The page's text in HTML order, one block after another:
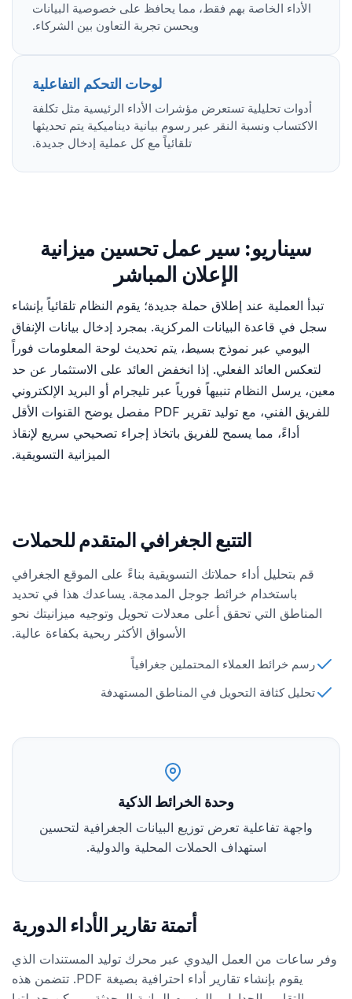
الأداء الخاصة بهم فقط، مما يحافظ على خصوصية البيانات
ويحسن تجربة التعاون بين الشركاء.
لوحات التحكم التفاعلية
أدوات تحليلية تستعرض مؤشرات الأداء الرئيسية مثل تكلفة
الاكتساب ونسبة النقر عبر رسوم بيانية ديناميكية يتم تحديثها
تلقائياً مع كل عملية إدخال جديدة.
سيناريو: سير عمل تحسين ميزانية
الإعلان المباشر
تبدأ العملية عند إطلاق حملة جديدة؛ يقوم النظام تلقائياً بإنشاء
سجل في قاعدة البيانات المركزية. بمجرد إدخال بيانات الإنفاق
اليومي عبر نموذج بسيط، يتم تحديث لوحة المعلومات فوراً
لتعكس العائد الفعلي. إذا انخفض العائد على الاستثمار عن حد
معين، يرسل النظام تنبيهاً فورياً عبر تليجرام أو البريد الإلكتروني
للفريق الفني، مع توليد تقرير PDF مفصل يوضح القنوات الأقل
أداءً، مما يسمح للفريق باتخاذ إجراء تصحيحي سريع لإنقاذ
الميزانية التسويقية.
التتبع الجغرافي المتقدم للحملات
قم بتحليل أداء حملاتك التسويقية بناءً على الموقع الجغرافي
باستخدام خرائط جوجل المدمجة. يساعدك هذا في تحديد
المناطق التي تحقق أعلى معدلات تحويل وتوجيه ميزانيتك نحو
الأسواق الأكثر ربحية بكفاءة عالية.
رسم خرائط العملاء المحتملين جغرافياً
تحليل كثافة التحويل في المناطق المستهدفة
وحدة الخرائط الذكية
واجهة تفاعلية تعرض توزيع البيانات الجغرافية لتحسين
استهداف الحملات المحلية والدولية.
أتمتة تقارير الأداء الدورية
وفر ساعات من العمل اليدوي عبر محرك توليد المستندات الذي
يقوم بإنشاء تقارير أداء احترافية بصيغة PDF. تتضمن هذه